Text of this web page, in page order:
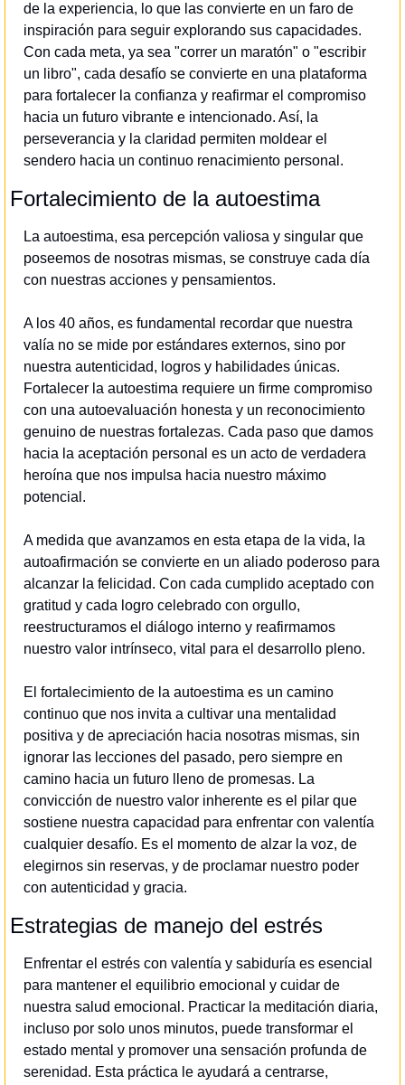
de la experiencia, lo que las convierte en un faro de
inspiración para seguir explorando sus capacidades.
Con cada meta, ya sea "correr un maratón" o "escribir
un libro", cada desafío se convierte en una plataforma
para fortalecer la confianza y reafirmar el compromiso
hacia un futuro vibrante e intencionado. Así, la
perseverancia y la claridad permiten moldear el
sendero hacia un continuo renacimiento personal.
Fortalecimiento de la autoestima
La autoestima, esa percepción valiosa y singular que
poseemos de nosotras mismas, se construye cada día
con nuestras acciones y pensamientos.
A los 40 años, es fundamental recordar que nuestra
valía no se mide por estándares externos, sino por
nuestra autenticidad, logros y habilidades únicas.
Fortalecer la autoestima requiere un firme compromiso
con una autoevaluación honesta y un reconocimiento
genuino de nuestras fortalezas. Cada paso que damos
hacia la aceptación personal es un acto de verdadera
heroína que nos impulsa hacia nuestro máximo
potencial.
A medida que avanzamos en esta etapa de la vida, la
autoafirmación se convierte en un aliado poderoso para
alcanzar la felicidad. Con cada cumplido aceptado con
gratitud y cada logro celebrado con orgullo,
reestructuramos el diálogo interno y reafirmamos
nuestro valor intrínseco, vital para el desarrollo pleno.
El fortalecimiento de la autoestima es un camino
continuo que nos invita a cultivar una mentalidad
positiva y de apreciación hacia nosotras mismas, sin
ignorar las lecciones del pasado, pero siempre en
camino hacia un futuro lleno de promesas. La
convicción de nuestro valor inherente es el pilar que
sostiene nuestra capacidad para enfrentar con valentía
cualquier desafío. Es el momento de alzar la voz, de
elegirnos sin reservas, y de proclamar nuestro poder
con autenticidad y gracia.
Estrategias de manejo del estrés
Enfrentar el estrés con valentía y sabiduría es esencial
para mantener el equilibrio emocional y cuidar de
nuestra salud emocional. Practicar la meditación diaria,
incluso por solo unos minutos, puede transformar el
estado mental y promover una sensación profunda de
serenidad. Esta práctica le ayudará a centrarse,